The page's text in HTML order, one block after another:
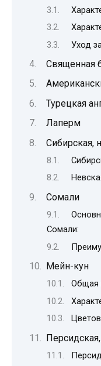
Уход
Священная
Турецкая
Лаперм
Сибирская,
Сомали
Сомали:
Мейн-кун
Общая